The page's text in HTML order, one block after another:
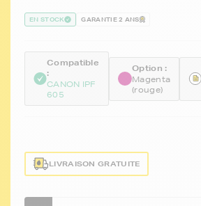
EN STOCK GARANTIE 2 ANS
Compatible
:
CANON IPF
605
Option :
Magenta
(rouge)
LIVRAISON GRATUITE